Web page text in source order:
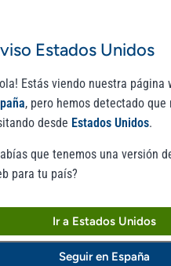
formulario de contacto,
Cita con
Estados Unidos
Estás viendo nuestra página
, pero hemos detectado que
desde Estados Unidos.
que tenemos una versión
para tu país?
Ir a Estados Unidos
Seguir en España